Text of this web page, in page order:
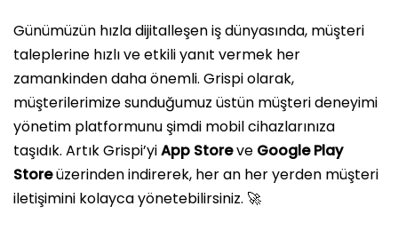
Günümüzün hızla dijitalleşen iş dünyasında, müşteri
taleplerine hızlı ve etkili yanıt vermek her
zamankinden daha önemli. Grispi olarak,
müşterilerimize sunduğumuz üstün müşteri deneyimi
yönetim platformunu şimdi mobil cihazlarınıza
taşıdık. Artık Grispi’yiApp Storeve Google Play
Storeüzerinden indirerek, her an her yerden müşteri
iletişimini kolayca yönetebilirsiniz. 🚀